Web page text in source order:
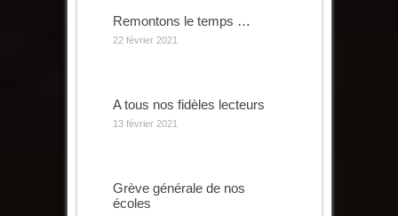
Remontons le temps …
22 février 2021
A tous nos fidèles lecteurs
13 février 2021
Grève générale de nos
écoles